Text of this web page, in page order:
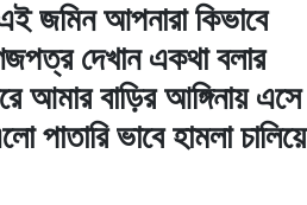
জমিন আপনারা কিভাবে
দেখান একথা বলার
আমার বাড়ির আঙ্গিনায় এসে
ভাবে হামলা চালিয়ে